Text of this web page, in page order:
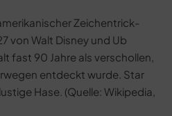
Zeichentrick-
von Walt Disney und Ub
fast 90 Jahre als verschollen,
entdeckt wurde. Star
Hase. (Quelle: Wikipedia,